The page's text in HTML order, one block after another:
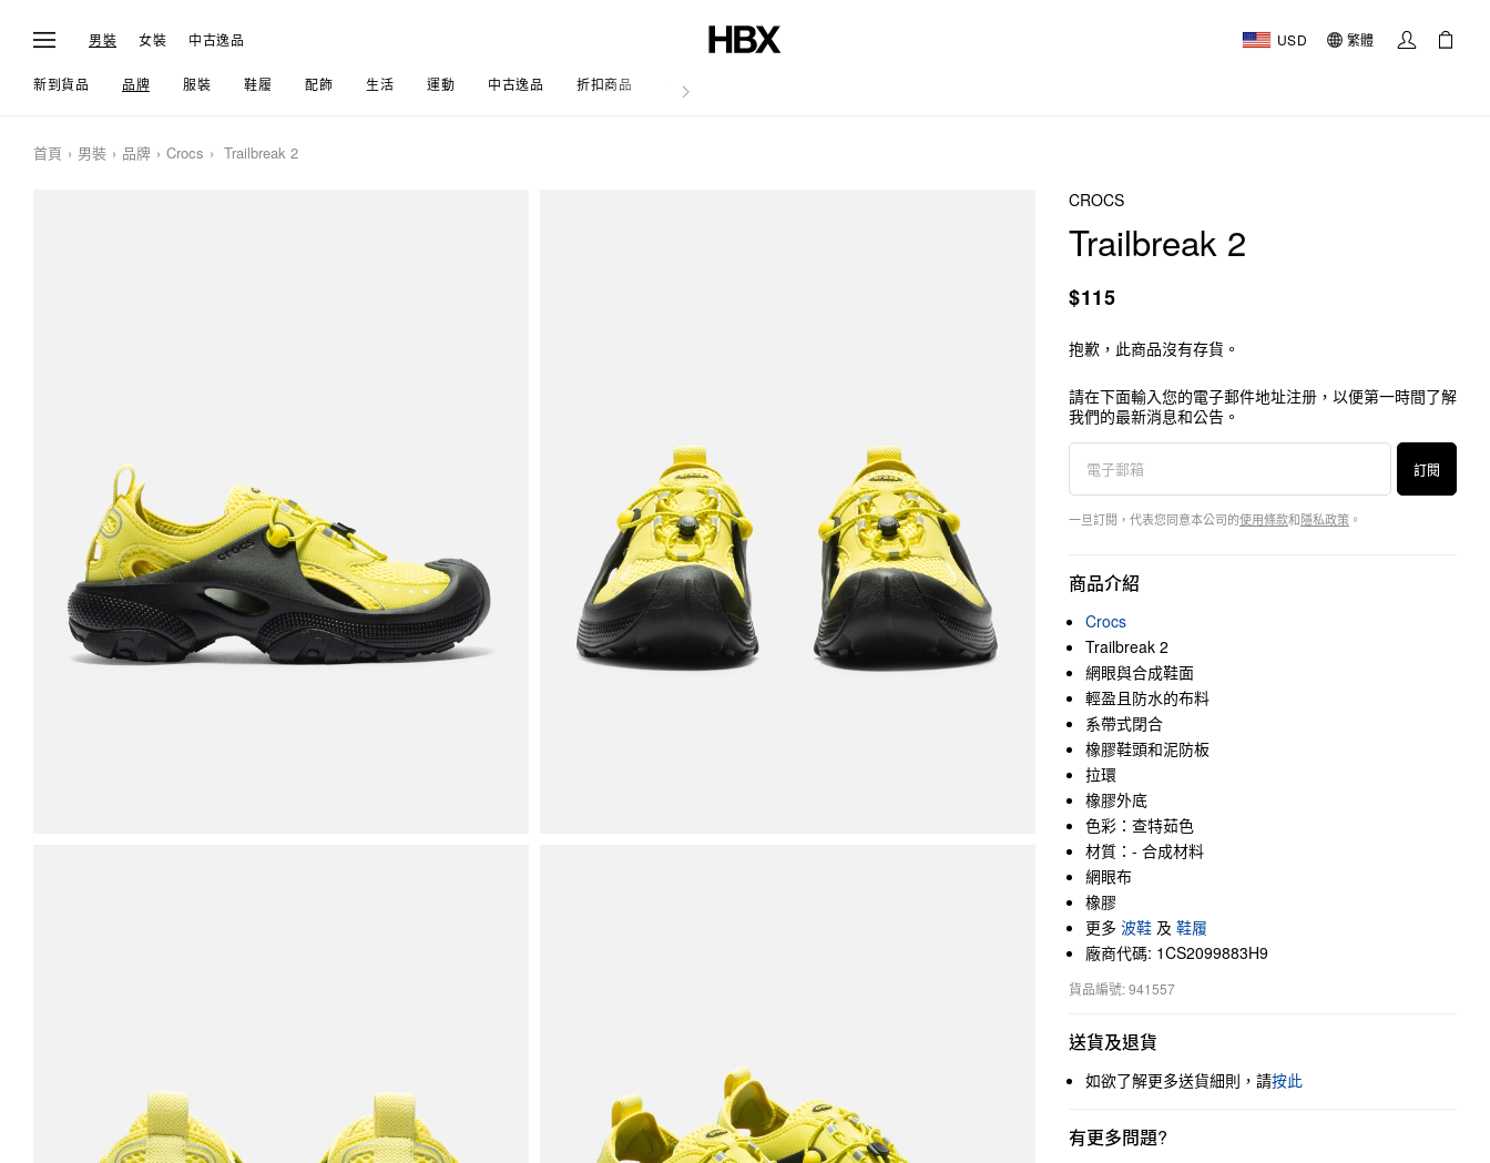
男裝 女裝 中古逸品 USD 繁體
新到貨品 品牌 服裝 鞋履 配飾 生活 運動 中古逸品 折扣商品 文章
首頁 男裝 品牌 Crocs Trailbreak 2
CROCS
Trailbreak 2
$115
抱歉，此商品沒有存貨。
請在下面輸入您的電子郵件地址注册，以便第一時間了解
我們的最新消息和公告。
訂閱
一旦訂閱，代表您同意本公司的使用條款和隱私政策 。
商品介紹
Crocs
Trailbreak 2
網眼與合成鞋面
輕盈且防水的布料
系帶式閉合
橡膠鞋頭和泥防板
拉環
橡膠外底
色彩：查特茹色
材質：- 合成材料
網眼布
橡膠
更多 波鞋 及 鞋履
廠商代碼: 1CS2099883H9
貨品編號: 941557
送貨及退貨
如欲了解更多送貨細則，請按此
有更多問題?